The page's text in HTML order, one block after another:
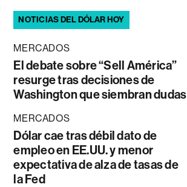
NOTICIAS DEL DÓLAR HOY
MERCADOS
El debate sobre “Sell América”
resurge tras decisiones de
Washington que siembran dudas
MERCADOS
Dólar cae tras débil dato de
empleo en EE.UU. y menor
expectativa de alza de tasas de
la Fed